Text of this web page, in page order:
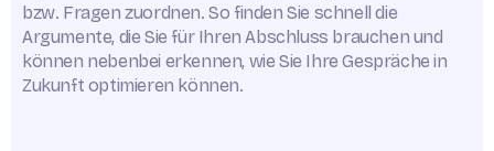
bzw. Fragen zuordnen. So finden Sie schnell die
Argumente, die Sie für Ihren Abschluss brauchen und
können nebenbei erkennen, wie Sie Ihre Gespräche in
Zukunft optimieren können.